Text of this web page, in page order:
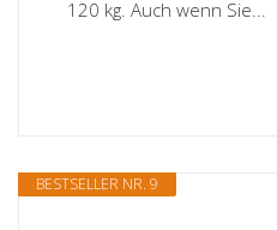
120 kg. Auch wenn Sie...
BESTSELLER NR. 9